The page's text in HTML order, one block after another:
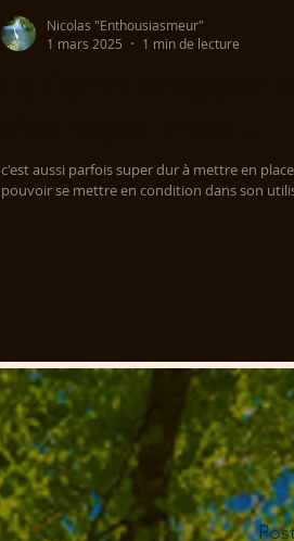
c'est aussi parfois super dur à mettre en
pouvoir se mettre en condition dans son
Nicolas "Enthousiasmeur"
1 mars 2025
1 min de lecture